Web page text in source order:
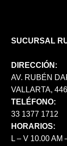
SUCURSAL
DIRECCIÓN:
AV. RUBÉN
VALLARTA,
TELÉFONO:
33 1377 1712
HORARIOS:
L – V 10.00 AM